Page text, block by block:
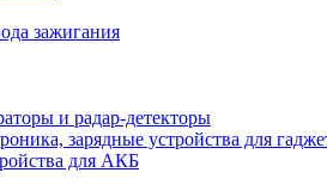
зажигания
и радар-детекторы
зарядные устройства для
для АКБ